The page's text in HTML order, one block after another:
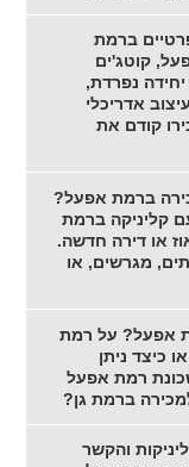
ברמת
קוטג'ים
נפרדת,
אדריכלי
קודם את
ברמת אפעל?
קליניקה ברמת
או דירה חדשה.
מגרשים, או
אפעל? על רמת
אפעל או כיצד ניתן
רמת אפעל
ברמת גן?
והקשר